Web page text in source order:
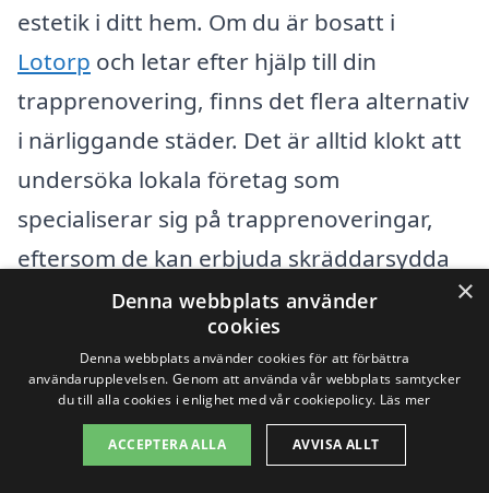
estetik i ditt hem. Om du är bosatt i
Lotorp och letar efter hjälp till din
trapprenovering, finns det flera alternativ
i närliggande städer. Det är alltid klokt att
undersöka lokala företag som
specialiserar sig på trapprenoveringar,
eftersom de kan erbjuda skräddarsydda
lösningar som passar just dina behov.
Några av de städer du kan överväga att
kontakta för professionell hjälp är:
×
Denna webbplats använder
cookies
Denna webbplats använder cookies för att förbättra
användarupplevelsen. Genom att använda vår webbplats samtycker
du till alla cookies i enlighet med vår cookiepolicy. Läs mer
ACCEPTERA ALLA AVVISA ALLT